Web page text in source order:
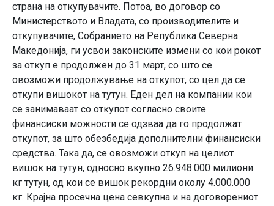
страна на откупувачите. Потоа, во договор со
Министерството и Владата, со производителите и
откупувачите, Собранието на Република Северна
Македонија, ги усвои законските измени со кои рокот
за откуп е продолжен до 31 март, со што се
овозможи продолжување на откупот, со цел да се
откупи вишокот на тутун. Еден дел на компании кои
се занимаваат со откупот согласно своите
финансиски можности се одзваа да го продолжат
откупот, за што обезбедија дополнителни финансиски
средства. Така да, се овозможи откуп на целиот
вишок на тутун, односно вкупно 26.948.000 милиони
кг тутун, од кои се вишок рекордни околу 4.000.000
кг. Крајна просечна цена севкупна и на договорениот